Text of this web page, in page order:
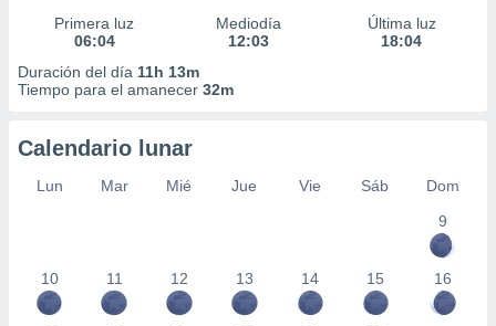
Primera luz
06:04
Mediodía
12:03
Última luz
18:04
Duración del día 11h 13m
Tiempo para el amanecer 32m
Calendario lunar
Lun Mar Mié Jue Vie Sáb
Dom
9
10 11 12 13 14 15 16